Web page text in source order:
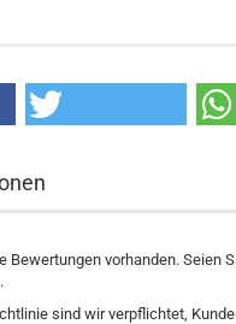
Bewertungen vorhanden. Seien
sind wir verpflichtet,